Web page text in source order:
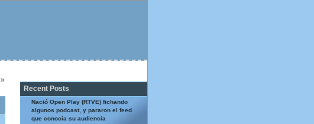
»
Recent Posts
Nació Open Play (RTVE) fichando
algunos podcast, y pararon el feed
que conocía su audiencia